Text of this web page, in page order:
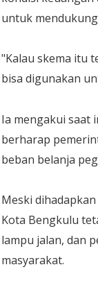
untuk
"Kalau skema itu
bisa digunakan
Ia mengakui saat
berharap
beban belanja
Meski
Kota Bengkulu
lampu jalan, dan
masyarakat.